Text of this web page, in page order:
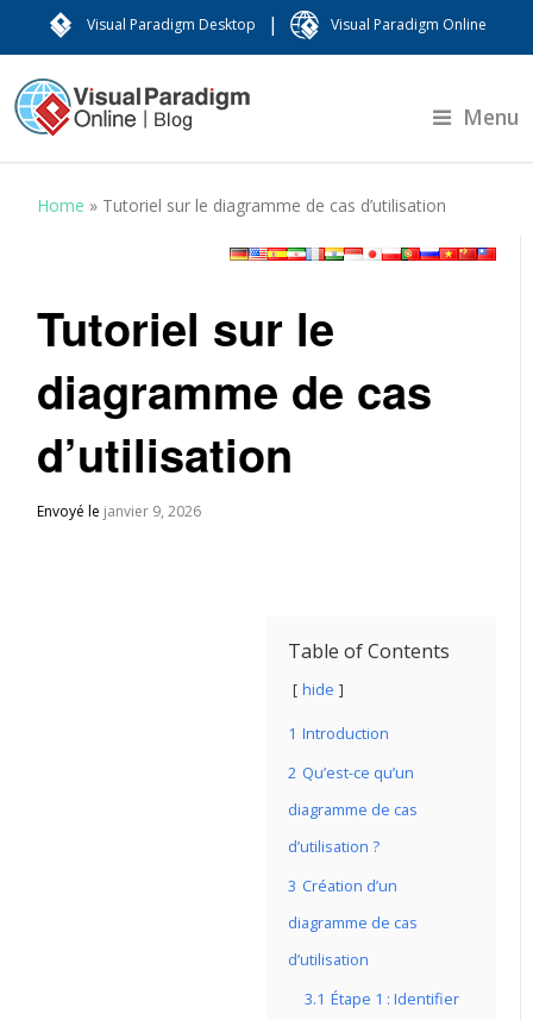
Visual Paradigm Desktop | Visual Paradigm Online
Menu
Home » Tutoriel sur le diagramme de cas d’utilisation
Tutoriel sur le
diagramme de cas
d’utilisation
Envoyé le janvier 9, 2026
Table of Contents
hide
1 Introduction
2 Qu’est-ce qu’un
diagramme de cas
d’utilisation ?
3 Création d’un
diagramme de cas
d’utilisation
3.1 Étape 1 : Identifier